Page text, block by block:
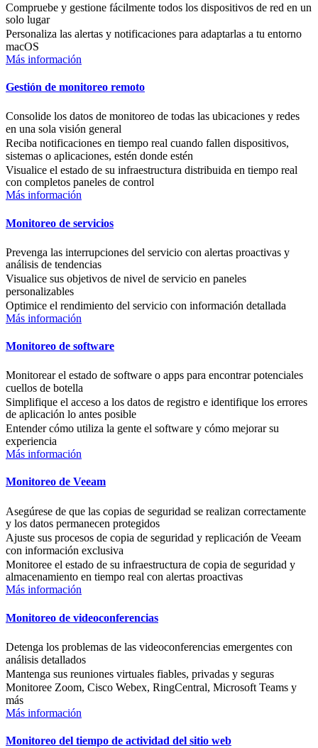
Compruebe y gestione fácilmente todos los dispositivos de red en un
solo lugar
Personaliza las alertas y notificaciones para adaptarlas a tu entorno
macOS
Más información
Gestión de monitoreo remoto
Consolide los datos de monitoreo de todas las ubicaciones y redes
en una sola visión general
Reciba notificaciones en tiempo real cuando fallen dispositivos,
sistemas o aplicaciones, estén donde estén
Visualice el estado de su infraestructura distribuida en tiempo real
con completos paneles de control
Más información
Monitoreo de servicios
Prevenga las interrupciones del servicio con alertas proactivas y
análisis de tendencias
Visualice sus objetivos de nivel de servicio en paneles
personalizables
Optimice el rendimiento del servicio con información detallada
Más información
Monitoreo de software
Monitorear el estado de software o apps para encontrar potenciales
cuellos de botella
Simplifique el acceso a los datos de registro e identifique los errores
de aplicación lo antes posible
Entender cómo utiliza la gente el software y cómo mejorar su
experiencia
Más información
Monitoreo de Veeam
Asegúrese de que las copias de seguridad se realizan correctamente
y los datos permanecen protegidos
Ajuste sus procesos de copia de seguridad y replicación de Veeam
con información exclusiva
Monitoree el estado de su infraestructura de copia de seguridad y
almacenamiento en tiempo real con alertas proactivas
Más información
Monitoreo de videoconferencias
Detenga los problemas de las videoconferencias emergentes con
análisis detallados
Mantenga sus reuniones virtuales fiables, privadas y seguras
Monitoree Zoom, Cisco Webex, RingCentral, Microsoft Teams y
más
Más información
Monitoreo del tiempo de actividad del sitio web